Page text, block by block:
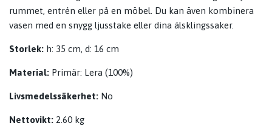
rummet, entrén eller på en möbel. Du kan även kombinera
vasen med en snygg ljusstake eller dina älsklingssaker.
Storlek: h: 35 cm, d: 16 cm
Material: Primär: Lera (100%)
Livsmedelssäkerhet: No
Nettovikt: 2.60 kg